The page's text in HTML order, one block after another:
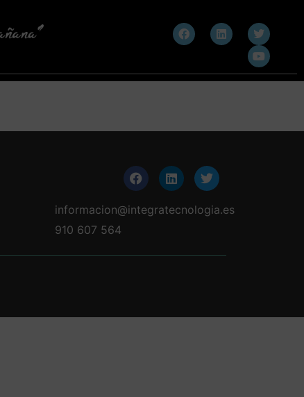
informacion@integratecnologia.es
910 607 564